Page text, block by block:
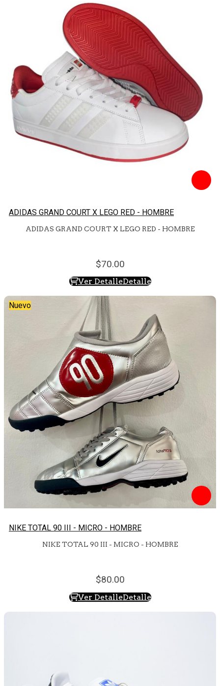
ADIDAS GRAND COURT X LEGO RED - HOMBRE
ADIDAS GRAND COURT X LEGO RED - HOMBRE
70.00
Ver DetalleDetalle
Nuevo
NIKE TOTAL 90 III - MICRO - HOMBRE
NIKE TOTAL 90 III - MICRO - HOMBRE
80.00
Ver DetalleDetalle